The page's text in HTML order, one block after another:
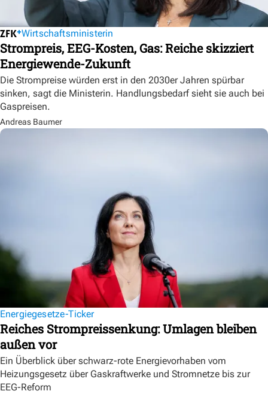
Wirtschaftsministerin
Strompreis, EEG-Kosten, Gas: Reiche skizziert
Energiewende-Zukunft
Die Strompreise würden erst in den 2030er Jahren spürbar
sinken, sagt die Ministerin. Handlungsbedarf sieht sie auch bei
Gaspreisen.
Andreas Baumer
Energiegesetze-Ticker
Reiches Strompreissenkung: Umlagen bleiben
außen vor
Ein Überblick über schwarz-rote Energievorhaben vom
Heizungsgesetz über Gaskraftwerke und Stromnetze bis zur
EEG-Reform